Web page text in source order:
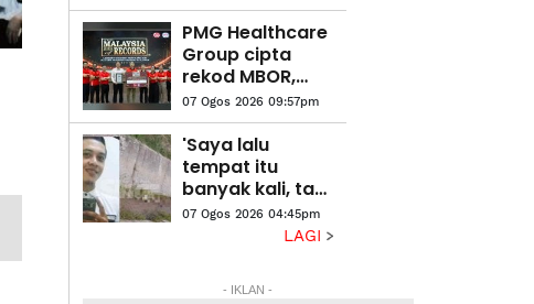
PMG Healthcare
Group cipta
rekod MBOR,
latih 14,813
pelajar kuasai
CPR
07 Ogos 2026 09:57pm
'Saya lalu
tempat itu
banyak kali, tapi
tak nampak
jasad Nadzirul
07 Ogos 2026 04:45pm
LAGI
- IKLAN -